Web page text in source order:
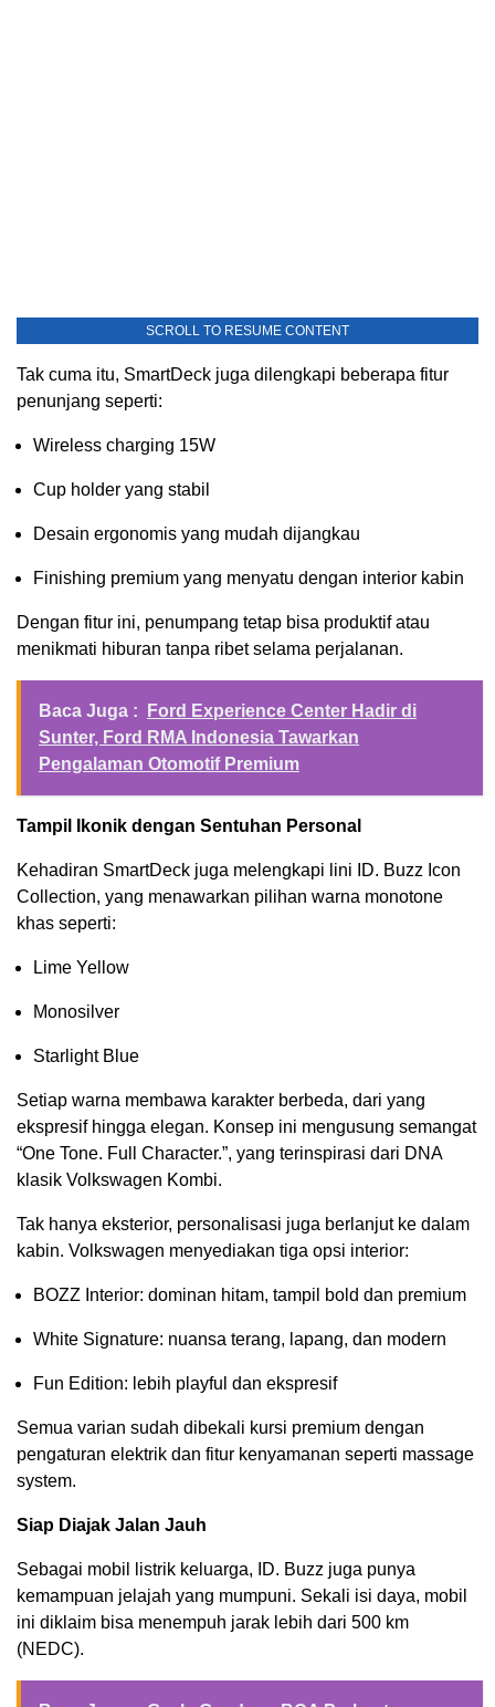
SCROLL TO RESUME CONTENT
Tak cuma itu, SmartDeck juga dilengkapi beberapa fitur
penunjang seperti:
Wireless charging 15W
Cup holder yang stabil
Desain ergonomis yang mudah dijangkau
Finishing premium yang menyatu dengan interior kabin
Dengan fitur ini, penumpang tetap bisa produktif atau
menikmati hiburan tanpa ribet selama perjalanan.
Baca Juga :
Ford Experience Center Hadir di
Sunter, Ford RMA Indonesia Tawarkan
Pengalaman Otomotif Premium
Tampil Ikonik dengan Sentuhan Personal
Kehadiran SmartDeck juga melengkapi lini ID. Buzz Icon
Collection, yang menawarkan pilihan warna monotone
khas seperti:
Lime Yellow
Monosilver
Starlight Blue
Setiap warna membawa karakter berbeda, dari yang
ekspresif hingga elegan. Konsep ini mengusung semangat
“One Tone. Full Character.”, yang terinspirasi dari DNA
klasik Volkswagen Kombi.
Tak hanya eksterior, personalisasi juga berlanjut ke dalam
kabin. Volkswagen menyediakan tiga opsi interior:
BOZZ Interior: dominan hitam, tampil bold dan premium
White Signature: nuansa terang, lapang, dan modern
Fun Edition: lebih playful dan ekspresif
Semua varian sudah dibekali kursi premium dengan
pengaturan elektrik dan fitur kenyamanan seperti massage
system.
Siap Diajak Jalan Jauh
Sebagai mobil listrik keluarga, ID. Buzz juga punya
kemampuan jelajah yang mumpuni. Sekali isi daya, mobil
ini diklaim bisa menempuh jarak lebih dari 500 km
(NEDC).